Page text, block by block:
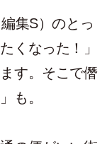
集S）のとっ
くなった！」
す。そこで僭
も。